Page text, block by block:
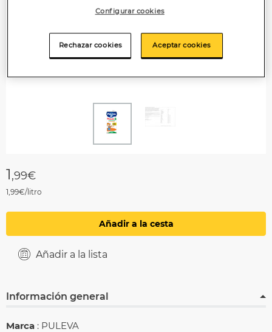
1,99€
1,99€/litro
Añadir a la cesta
Añadir a la lista
Información general
Marca : PULEVA
Configurar cookies
Rechazar cookies Aceptar cookies